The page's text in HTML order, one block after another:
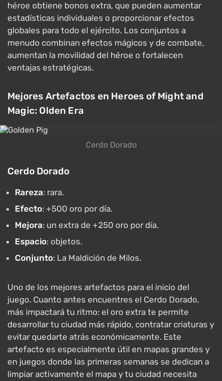
héroe obtiene bonos extra, que pueden aumentar
estadísticas individuales o proporcionar efectos
globales para todo el ejército. Los conjuntos a
menudo combinan efectos mágicos y de combate,
aumentan la movilidad del héroe o fortalecen
ventajas estratégicas.
Mejores Artefactos en Heroes of Might and
Magic: Olden Era
Cerdo Dorado
Cerdo Dorado
Rareza: rara.
Efecto: +500 oro por día.
Mejora: un extra de +250 oro por día.
Espacio: objetos.
Conjunto: La Maldición de Milos.
Uno de los mejores artefactos para el inicio del
juego. Cuanto antes encuentres el Cerdo Dorado,
más impactará tu ritmo: el oro extra te permite
desarrollar tu ciudad más rápido, contratar criaturas y
evitar quedarte atrás económicamente. Este
artefacto es especialmente útil en mapas grandes y
en juegos donde las primeras semanas se dedican a
limpiar activamente el mapa y tu ciudad necesita